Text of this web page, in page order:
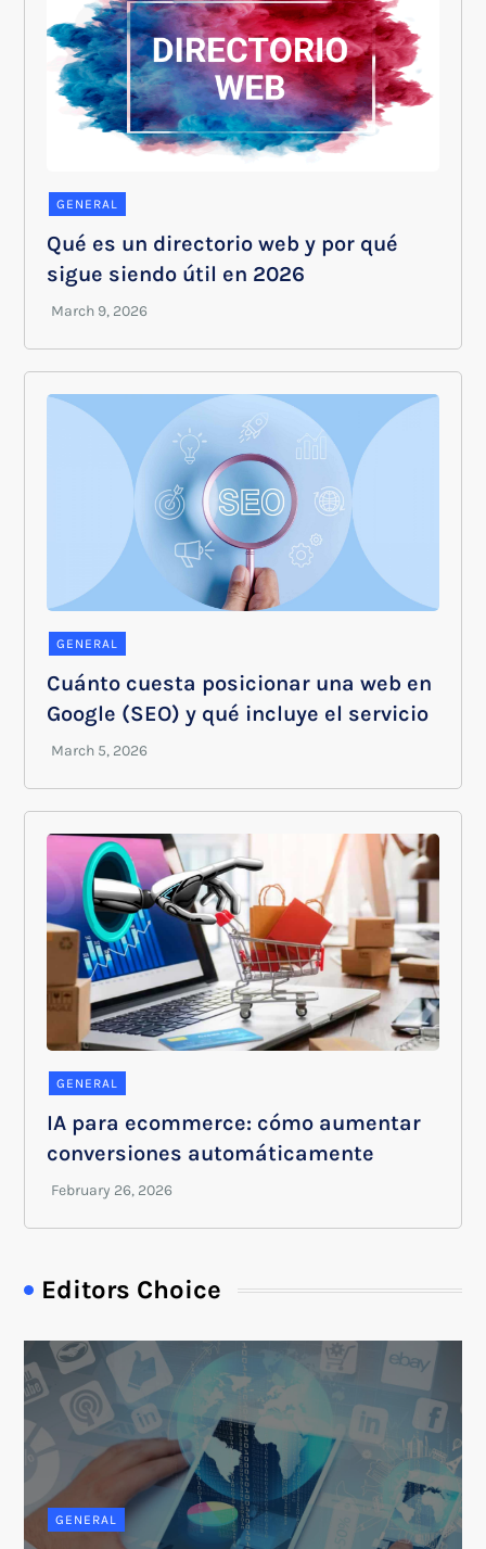
GENERAL
Qué es un directorio web y por qué
sigue siendo útil en 2026
GENERAL
Cuánto cuesta posicionar una web en
Google (SEO) y qué incluye el servicio
GENERAL
IA para ecommerce: cómo aumentar
conversiones automáticamente
Editors Choice
GENERAL